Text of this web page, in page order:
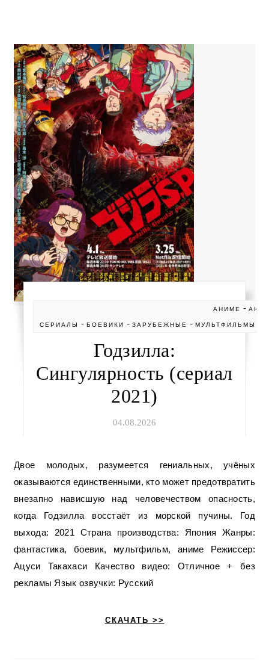
АНИМЕ -
СЕРИАЛЫ -БОЕВИКИ -ЗАРУБЕЖНЫЕ -МУЛЬТФИЛЬМЫ
Годзилла:
Сингулярность (сериал
2021)
04.08.2026
Двое молодых, разумеется гениальных, учёных
оказываются единственными, кто может предотвратить
внезапно нависшую над человечеством опасность,
когда Годзилла восстаёт из морской пучины. Год
выхода: 2021 Страна производства: Япония Жанры:
фантастика, боевик, мультфильм, аниме Режиссер:
Ацуси Такахаси Качество видео: Отличное + без
рекламы Язык озвучки: Русский
СКАЧАТЬ >>